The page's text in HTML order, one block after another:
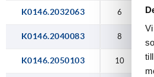
K0146.2032063 6
K0146.2040083 8
K0146.2050103 10